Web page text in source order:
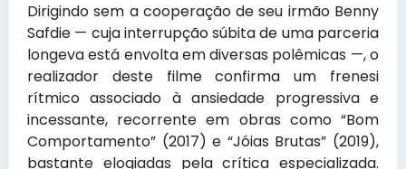
Dirigindo sem a cooperação de seu irmão Benny
Safdie — cuja interrupção súbita de uma parceria
longeva está envolta em diversas polêmicas —, o
realizador deste filme confirma um frenesi
rítmico associado à ansiedade progressiva e
incessante, recorrente em obras como “Bom
Comportamento” (2017) e “Jóias Brutas” (2019),
bastante elogiadas pela crítica especializada.